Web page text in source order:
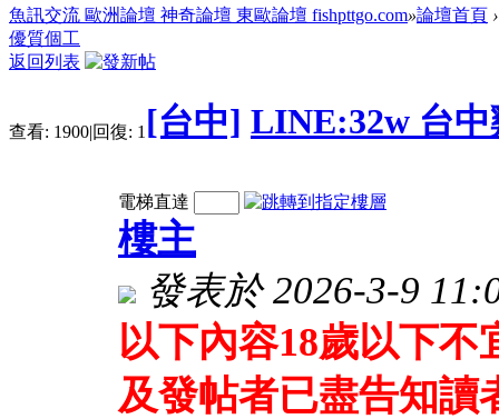
魚訊交流 歐洲論壇 神奇論壇 東歐論壇 fishpttgo.com»論壇首頁 ›
優質個工
返回列表
查看: 1900|回復: 1 [台中] LINE:32w 台
電梯直達
樓主
發表於 2026-3-9
以下內容18歲以下
及發帖者已盡告知讀